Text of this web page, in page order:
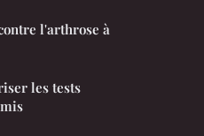
l'arthrose à
les tests